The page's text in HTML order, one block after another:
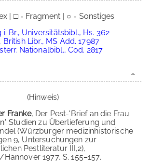
| □ = Fragment | ○ = Sonstiges
i. Br., Universitätsbibl., Hs. 362
Libr., MS Add. 17987
Nationalbibl., Cod. 2817
(Hinweis)
Franke, Der Pest-'Brief an die Frau
Studien zu Überlieferung und
(Würzburger medizinhistorische
9, Untersuchungen zur
Pestliteratur III,2),
1977, S. 155–157.